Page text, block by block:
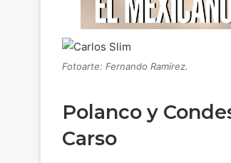
Fotoarte: Fernando Ramírez.
Polanco y
Carso